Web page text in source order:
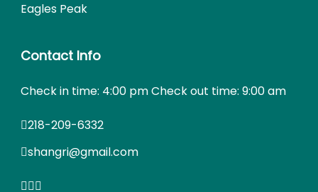
Eagles Peak
Contact Info
Check in time: 4:00 pm Check out time: 9:00 am
218-209-6332
shangri@gmail.com